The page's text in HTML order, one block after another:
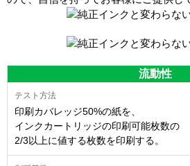
流動性
印刷カバレッジ50%の紙を、
インクカートリッジの印刷可能枚数の
2/3以上に値する枚数を印刷する。